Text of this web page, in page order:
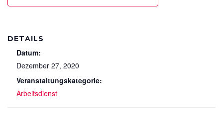
DETAILS
Datum:
Dezember 27, 2020
Veranstaltungskategorie:
Arbeitsdienst